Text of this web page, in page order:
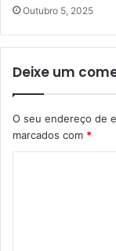
Outubro 5, 2025
Deixe um
O seu endereço de
marcados com *